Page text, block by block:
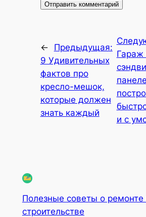
←
Предыдущая:
9 Удивительных
фактов про
кресло-мешок,
которые должен
знать каждый
Гараж
и с
Полезные советы о ремонте
строительстве